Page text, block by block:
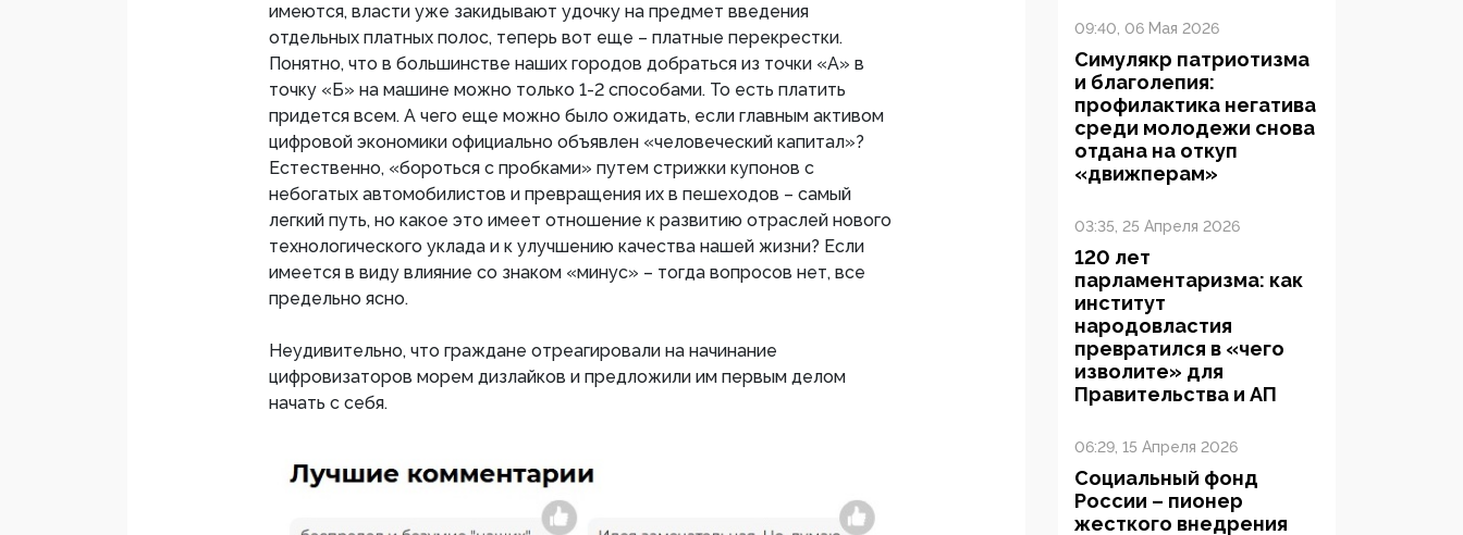
имеются, власти уже закидывают удочку на предмет введения
отдельных платных полос, теперь вот еще – платные перекрестки.
Понятно, что в большинстве наших городов добраться из точки «А» в
точку «Б» на машине можно только 1-2 способами. То есть платить
придется всем. А чего еще можно было ожидать, если главным активом
цифровой экономики официально объявлен «человеческий капитал»?
Естественно, «бороться с пробками» путем стрижки купонов с
небогатых автомобилистов и превращения их в пешеходов – самый
легкий путь, но какое это имеет отношение к развитию отраслей нового
технологического уклада и к улучшению качества нашей жизни? Если
имеется в виду влияние со знаком «минус» – тогда вопросов нет, все
предельно ясно.
Неудивительно, что граждане отреагировали на начинание
цифровизаторов морем дизлайков и предложили им первым делом
начать с себя.
09:40, 06 Мая 2026
Симулякр патриотизма
и благолепия:
профилактика негатива
среди молодежи снова
отдана на откуп
«движперам»
03:35, 25 Апреля 2026
120 лет
парламентаризма: как
институт
народовластия
превратился в «чего
изволите» для
Правительства и АП
06:29, 15 Апреля 2026
Социальный фонд
России – пионер
жесткого внедрения